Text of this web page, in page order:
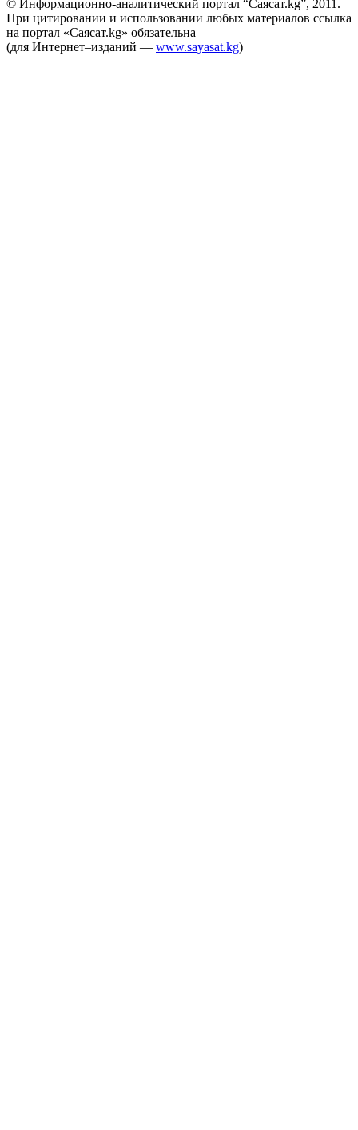
© Информационно-аналитический портал “Саясат.kg”, 2011.
При цитировании и использовании любых материалов ссылка
на портал «Саясат.kg» обязательна
(для Интернет–изданий — www.sayasat.kg)